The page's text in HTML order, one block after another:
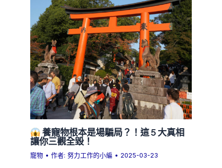
養寵物根本是場騙局？！這 5 大真相
讓你三觀全毀！
寵物 • 作者:努力工作的小編 • 2025-03-23